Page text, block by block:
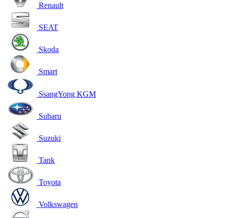
Renault
SEAT
Skoda
Smart
SsangYong KGM
Subaru
Suzuki
Tank
Toyota
Volkswagen